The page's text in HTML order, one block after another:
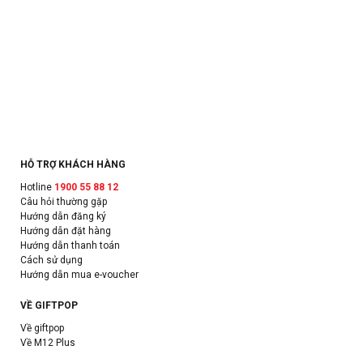
HỖ TRỢ KHÁCH HÀNG
Hotline 1900 55 88 12
Câu hỏi thường gặp
Hướng dẫn đăng ký
Hướng dẫn đặt hàng
Hướng dẫn thanh toán
Cách sử dụng
Hướng dẫn mua e-voucher
VỀ GIFTPOP
Về giftpop
Về M12 Plus